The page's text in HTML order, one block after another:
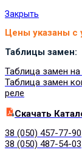
Закрыть
Цены указаны
Таблицы замен:
Таблица замен
Таблица замен
реле
Cкачать
38 (050) 457-77-90
38 (050) 487-54-03